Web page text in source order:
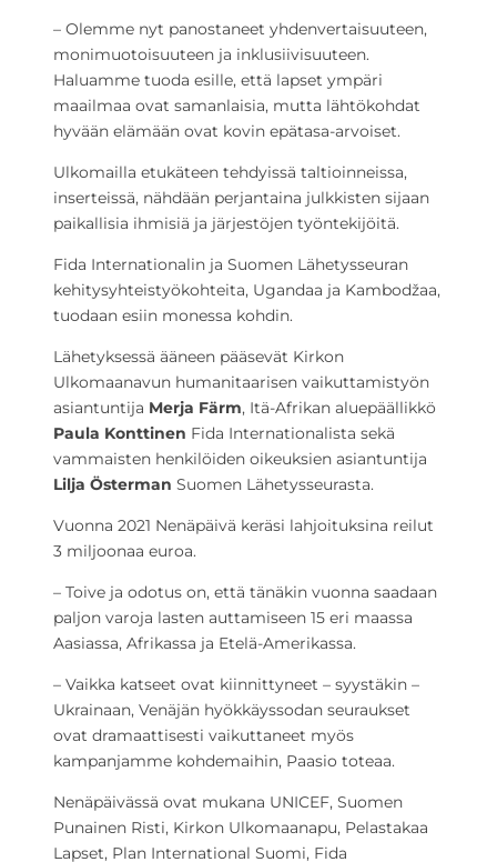
– Olemme nyt panostaneet yhdenvertaisuuteen,
monimuotoisuuteen ja inklusiivisuuteen.
Haluamme tuoda esille, että lapset ympäri
maailmaa ovat samanlaisia, mutta lähtökohdat
hyvään elämään ovat kovin epätasa-arvoiset.
Ulkomailla etukäteen tehdyissä taltioinneissa,
inserteissä, nähdään perjantaina julkkisten sijaan
paikallisia ihmisiä ja järjestöjen työntekijöitä.
Fida Internationalin ja Suomen Lähetysseuran
kehitysyhteistyökohteita, Ugandaa ja Kambodžaa,
tuodaan esiin monessa kohdin.
Lähetyksessä ääneen pääsevät Kirkon
Ulkomaanavun humanitaarisen vaikuttamistyön
asiantuntija Merja Färm, Itä-Afrikan aluepäällikkö
Paula Konttinen Fida Internationalista sekä
vammaisten henkilöiden oikeuksien asiantuntija
Lilja Österman Suomen Lähetysseurasta.
Vuonna 2021 Nenäpäivä keräsi lahjoituksina reilut
3 miljoonaa euroa.
– Toive ja odotus on, että tänäkin vuonna saadaan
paljon varoja lasten auttamiseen 15 eri maassa
Aasiassa, Afrikassa ja Etelä-Amerikassa.
– Vaikka katseet ovat kiinnittyneet – syystäkin –
Ukrainaan, Venäjän hyökkäyssodan seuraukset
ovat dramaattisesti vaikuttaneet myös
kampanjamme kohdemaihin, Paasio toteaa.
Nenäpäivässä ovat mukana UNICEF, Suomen
Punainen Risti, Kirkon Ulkomaanapu, Pelastakaa
Lapset, Plan International Suomi, Fida